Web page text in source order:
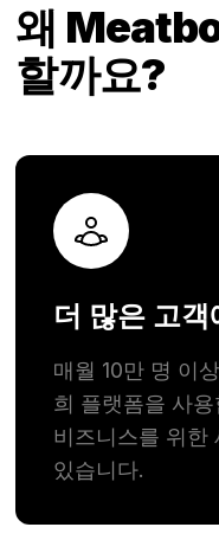
왜
할까요?
더 많은 고
매월 10만 명 이
희 플랫폼을 사
비즈니스를 위한
있습니다.